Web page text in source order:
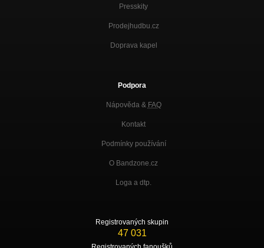
Presskity
Prodejhudbu.cz
Doprava kapel
Podpora
Nápověda & FAQ
Kontakt
Podmínky používání
O Bandzone.cz
Loga a dtp.
Registrovaných skupin
47 031